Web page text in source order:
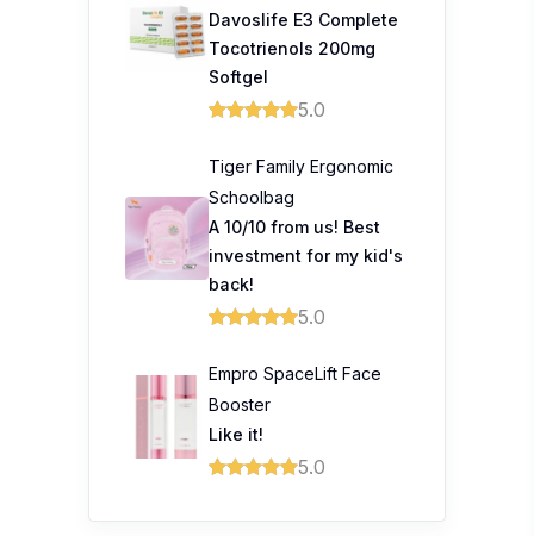
Schoolbag
A 10/10 from us! Best
investment for my kid's
back!
Empro SpaceLift Face
Booster
Like it!
Prince Court Medical